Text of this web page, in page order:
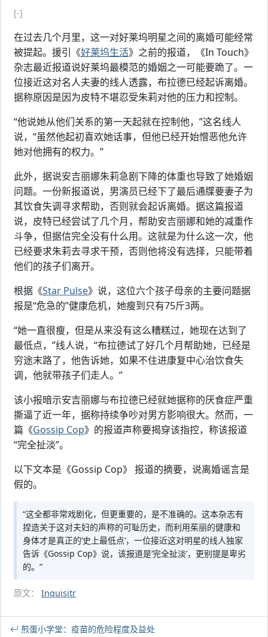
[-]
在过去几个月里，这一对好莱坞明星之间的离婚可能经常
被提起。援引《好莱坞生活》之前的报道，《In Touch》
杂志最近报道说好莱坞最模范的婚姻之一可能要跪了。一
位接近这对名人夫妻的线人透露，布拉德已经起诉离婚。
据称原因是因为皮特不堪忍受朱莉对他的压力和控制。
“他说她从他们关系的第一天起就在控制他，”这名线人
说，“虽然他起初喜欢她话事，但他已经开始憎恶他允许
她对他拥有的权力。”
此外，据说安吉丽娜朱莉急剧下降的体重也导致了她婚姻
问题。一份新报道说，男演员已经下了最后通牒要妻子为
其饮食失调寻求帮助，否则就会起诉离婚。据这篇报道
说，皮特已经尝试了几个月，帮助安吉丽娜和她的减重作
斗争，但据信完全没有什么用。这就是为什么这一次，他
已经要求朱莉去寻求干预，否则他将没有选择，只能带着
他们的孩子们离开。
根据《Star Pulse》说，这位六个孩子母亲的主要问题据
报是“危急的”健康危机，她瘦到只有75斤3两。
“她一直很瘦，但是从来没有这么糟糕过，她现在达到了
最低点，”线人说，“布拉德试了好几个月帮助她，已经是
穷途末路了，他告诉她，如果不住进康复中心治饮食失
调，他就带孩子们走人。”
该小报暗示安吉丽娜与布拉德已经就她据称的厌食症严重
撕逼了近一年，据称持续争吵对男方影响很大。然而，一
篇《Gossip Cop》的报道声称要揭穿该指控，称该报道
“完全扯淡”。
以下文本是《Gossip Cop》 报道的摘要，说离婚谣言是
假的。
“这全都非常戏剧化，但更重要的，是不准确的。这本杂志有
捏造关于这对夫妇的声称的可耻历史，而利用茱丽的健康和
身体才是真正的‘史上最低点’，一位接近这对明星的线人独家
告诉《Gossip Cop》说，该报道是‘完全扯淡’，更别提是卑劣
的。”
原文： Inquisitr
煎蛋小学堂：疫苗的危险程度及益处